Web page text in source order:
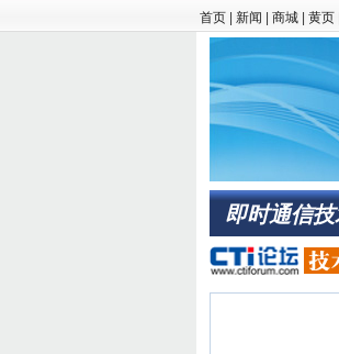
首页 新闻 商城 黄页
即时通信技